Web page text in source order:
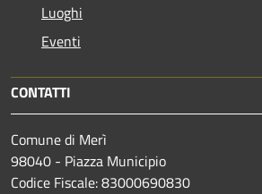
Luoghi
Eventi
CONTATTI
Comune di Merì
98040 - Piazza Municipio
Codice Fiscale: 83000690830